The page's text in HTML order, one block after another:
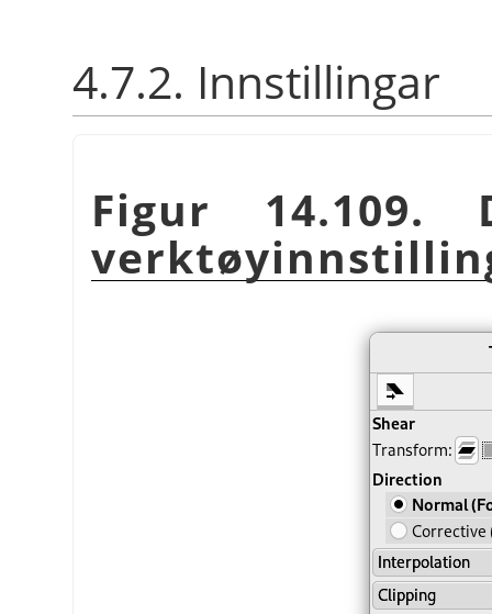
4.7.2. Innstillingar
Figur 14.109.